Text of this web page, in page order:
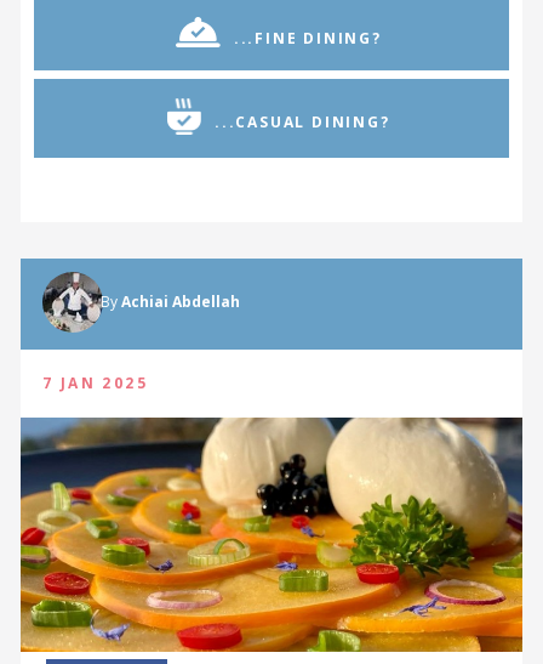
...FINE DINING?
...CASUAL DINING?
ByAchiai Abdellah
7 JAN 2025